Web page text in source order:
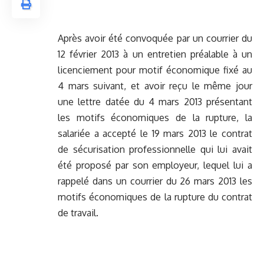
Après avoir été convoquée par un courrier du
12 février 2013 à un entretien préalable à un
licenciement pour motif économique fixé au
4 mars suivant, et avoir reçu le même jour
une lettre datée du 4 mars 2013 présentant
les motifs économiques de la rupture, la
salariée a accepté le 19 mars 2013 le contrat
de sécurisation professionnelle qui lui avait
été proposé par son employeur, lequel lui a
rappelé dans un courrier du 26 mars 2013 les
motifs économiques de la rupture du contrat
de travail.